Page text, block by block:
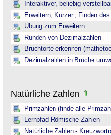
Interaktiver, beliebig
Erweitern, Kürzen, Finden des
Übung zum Erweitern
Runden von Dezimalzahlen
Bruchtorte erkennen
Dezimalzahlen in Brüche
Natürliche Zahlen
Primzahlen (finde alle
Lernpfad Römische Zahlen
Natürliche Zahlen -